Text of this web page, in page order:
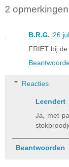
2
B.R.G. 26
FRIET bij
Reacties
Leendert
Ja, met
Beantwoorden